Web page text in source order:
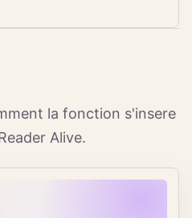
la fonction s'insere
Alive.